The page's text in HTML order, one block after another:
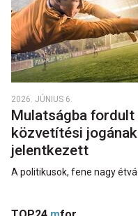
2026. JÚNIUS 6.
Mulatságba
közvetítési
jelentkezett
A politikusok, fene nagy